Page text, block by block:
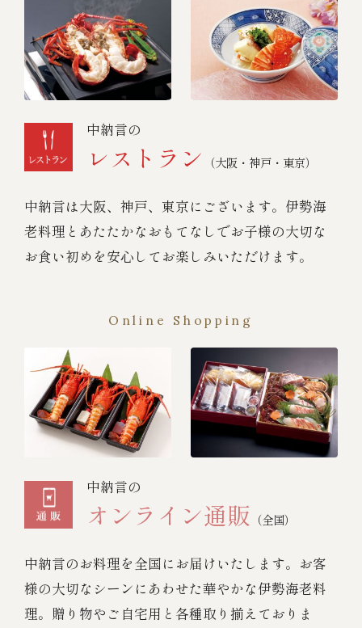
中納言の
レストラン （大阪・神戸・東京）
中納言は大阪、神戸、東京にございます。伊勢海
老料理とあたたかなおもてなしでお子様の大切な
お食い初めを安心してお楽しみいただけます。
Online Shopping
中納言の
オンライン通販 （全国）
中納言のお料理を全国にお届けいたします。お客
様の大切なシーンにあわせた華やかな伊勢海老料
理。贈り物やご自宅用と各種取り揃えておりま